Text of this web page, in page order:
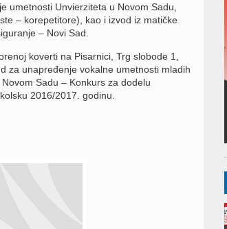
umetnosti Unvierziteta u Novom Sadu,
– korepetitore), kao i izvod iz matičke
– Novi Sad.
koverti na Pisarnici, Trg slobode 1,
za unapređenje vokalne umetnosti mladih
Sadu – Konkurs za dodelu
2016/2017. godinu.